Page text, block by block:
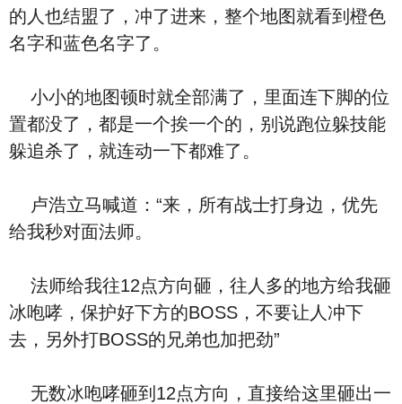
的人也结盟了，冲了进来，整个地图就看到橙色
名字和蓝色名字了。
小小的地图顿时就全部满了，里面连下脚的位
置都没了，都是一个挨一个的，别说跑位躲技能
躲追杀了，就连动一下都难了。
卢浩立马喊道：“来，所有战士打身边，优先
给我秒对面法师。
法师给我往12点方向砸，往人多的地方给我砸
冰咆哮，保护好下方的BOSS，不要让人冲下
去，另外打BOSS的兄弟也加把劲”
无数冰咆哮砸到12点方向，直接给这里砸出一